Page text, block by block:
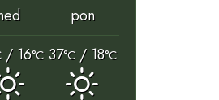
pon
/ 16°C 37°C/ 18°C